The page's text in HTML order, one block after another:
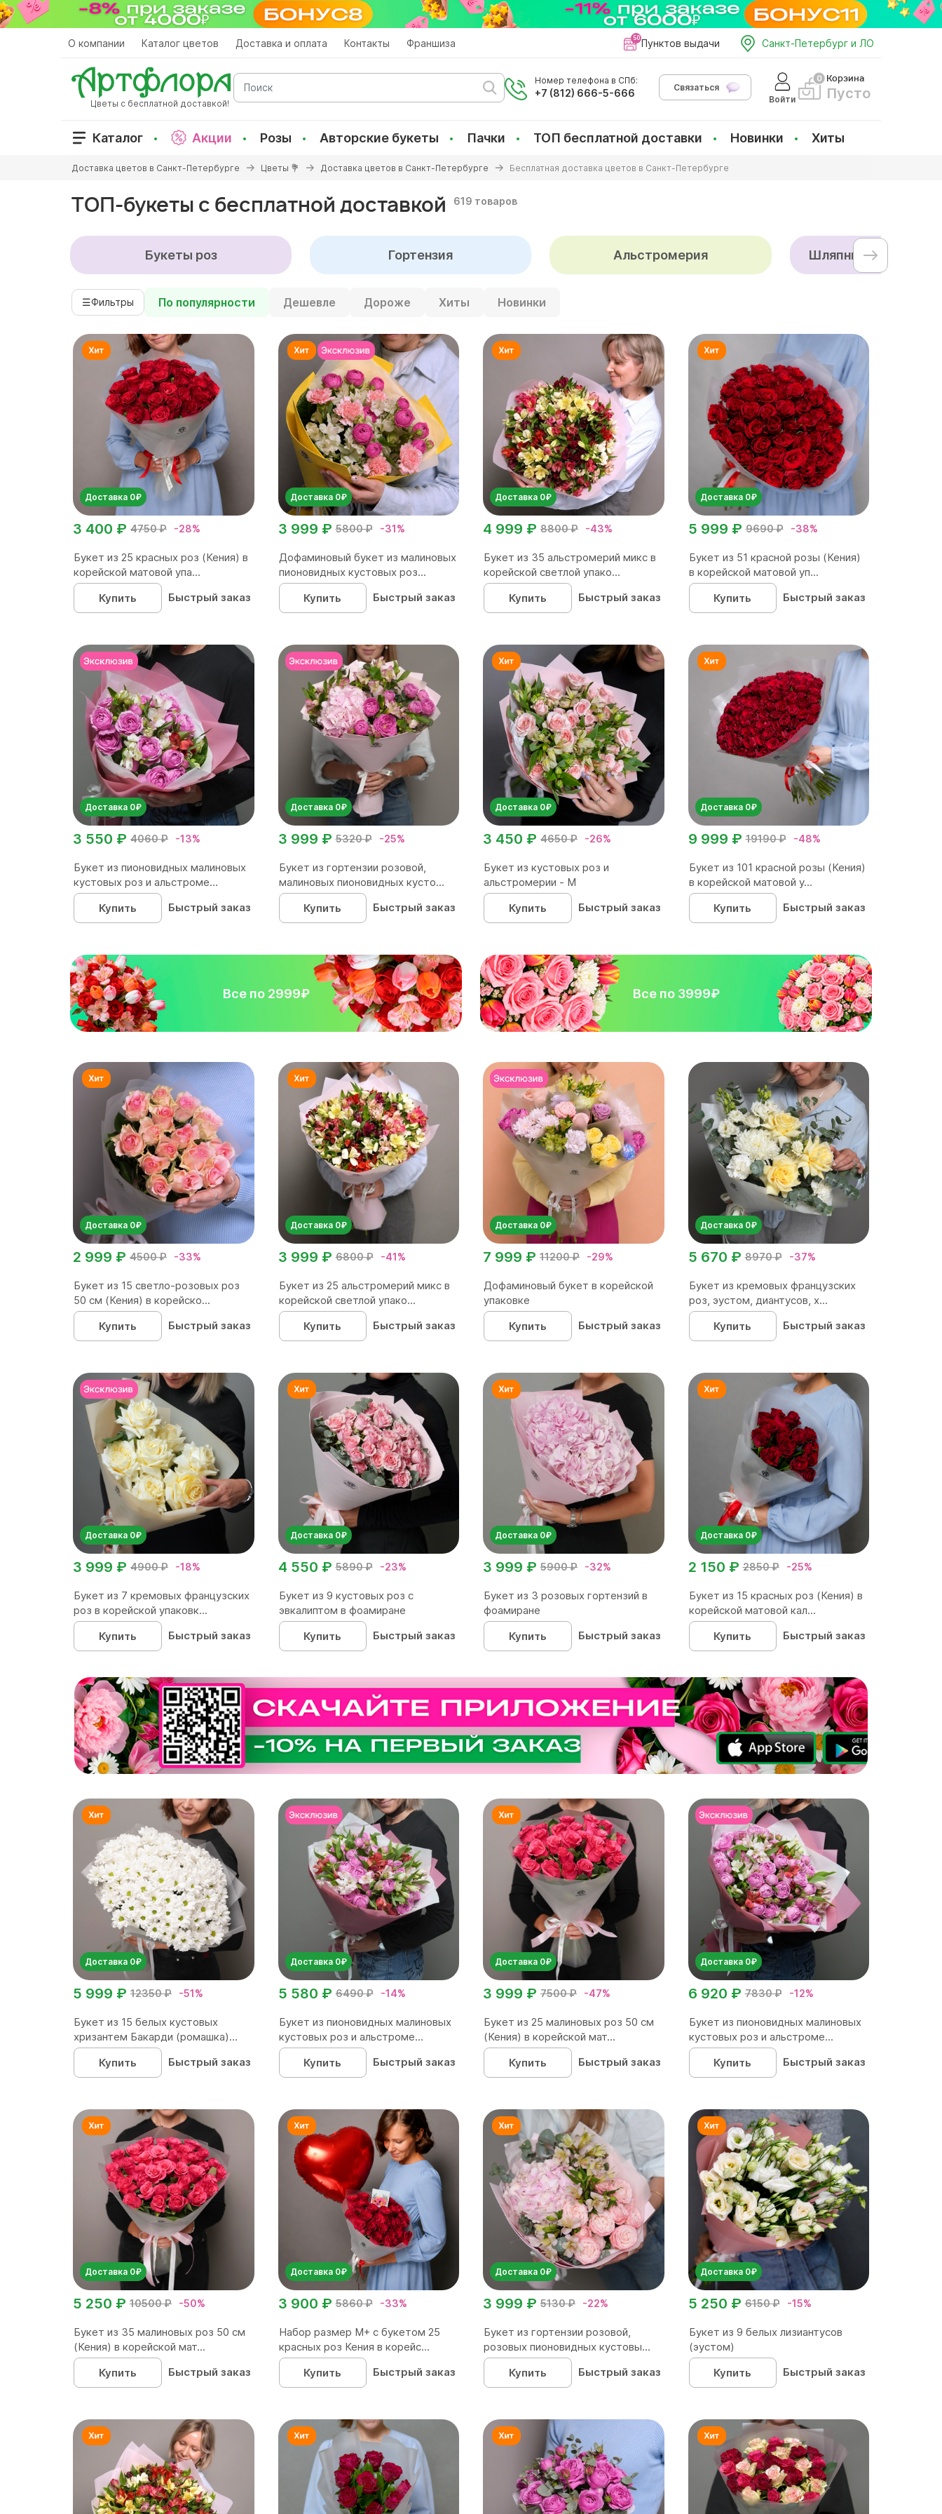
Перейти
к
О компании Каталог цветов Доставка и оплата Контакты Франшиза Пунктов выдачи Санкт-Петербург и ЛО
Цветы с бесплатной доставкой!
Поиск
Номер телефона в СПб:
+7 (812) 666-5-666
Связаться
Войти
Корзина
Пусто
Каталог Акции Розы Авторские букеты Пачки ТОП бесплатной доставки Новинки Хиты
здесь
Доставка цветов в Санкт-Петербурге Цветы 💐 Доставка цветов в Санкт-Петербурге Бесплатная доставка цветов в Санкт-Петербурге
ТОП-букеты с бесплатной доставкой 619 товаров
Букеты роз Гортензия Альстромерия Шляпные коробки с
☰Фильтры По популярности Дешевле Дороже Хиты Новинки
Доставка 0₽
4750 ₽ -28%
3 400 ₽
Букет из 25 красных роз (Кения) в
корейской матовой упа...
Купить
Быстрый заказ
Доставка 0₽
5800 ₽ -31%
3 999 ₽
Дофаминовый букет из малиновых
пионовидных кустовых роз...
Купить
Быстрый заказ
Доставка 0₽
8800 ₽ -43%
4 999 ₽
Букет из 35 альстромерий микс в
корейской светлой упако...
Купить
Быстрый заказ
Доставка 0₽
9690 ₽ -38%
5 999 ₽
Букет из 51 красной розы (Кения)
в корейской матовой уп...
Купить
Быстрый заказ
Доставка 0₽
4060 ₽ -13%
3 550 ₽
Букет из пионовидных малиновых
кустовых роз и альстроме...
Купить
Быстрый заказ
Доставка 0₽
5320 ₽ -25%
3 999 ₽
Букет из гортензии розовой,
малиновых пионовидных кусто...
Купить
Быстрый заказ
Доставка 0₽
4650 ₽ -26%
3 450 ₽
Букет из кустовых роз и
альстромерии - М
Купить
Быстрый заказ
Доставка 0₽
19190 ₽ -48%
9 999 ₽
Букет из 101 красной розы (Кения)
в корейской матовой у...
Купить
Быстрый заказ
Все по 2999₽ Все по 3999₽
Доставка 0₽
4500 ₽ -33%
2 999 ₽
Букет из 15 светло-розовых роз
50 см (Кения) в корейско...
Купить
Быстрый заказ
Доставка 0₽
6800 ₽ -41%
3 999 ₽
Букет из 25 альстромерий микс в
корейской светлой упако...
Купить
Быстрый заказ
Доставка 0₽
11200 ₽ -29%
7 999 ₽
Дофаминовый букет в корейской
упаковке
Купить
Быстрый заказ
Доставка 0₽
8970 ₽ -37%
5 670 ₽
Букет из кремовых французских
роз, эустом, диантусов, х...
Купить
Быстрый заказ
Доставка 0₽
4900 ₽ -18%
3 999 ₽
Букет из 7 кремовых французских
роз в корейской упаковк...
Купить
Быстрый заказ
Доставка 0₽
5890 ₽ -23%
4 550 ₽
Букет из 9 кустовых роз с
эвкалиптом в фоамиране
Купить
Быстрый заказ
Доставка 0₽
5900 ₽ -32%
3 999 ₽
Букет из 3 розовых гортензий в
фоамиране
Купить
Быстрый заказ
Доставка 0₽
2850 ₽ -25%
2 150 ₽
Букет из 15 красных роз (Кения) в
корейской матовой кал...
Купить
Быстрый заказ
Доставка 0₽
12350 ₽ -51%
5 999 ₽
Букет из 15 белых кустовых
хризантем Бакарди (ромашка)...
Купить
Быстрый заказ
Доставка 0₽
6490 ₽ -14%
5 580 ₽
Букет из пионовидных малиновых
кустовых роз и альстроме...
Купить
Быстрый заказ
Доставка 0₽
7500 ₽ -47%
3 999 ₽
Букет из 25 малиновых роз 50 см
(Кения) в корейской мат...
Купить
Быстрый заказ
Доставка 0₽
7830 ₽ -12%
6 920 ₽
Букет из пионовидных малиновых
кустовых роз и альстроме...
Купить
Быстрый заказ
Доставка 0₽
10500 ₽ -50%
5 250 ₽
Букет из 35 малиновых роз 50 см
(Кения) в корейской мат...
Купить
Быстрый заказ
Доставка 0₽
5860 ₽ -33%
3 900 ₽
Набор размер М+ с букетом 25
красных роз Кения в корейс...
Купить
Быстрый заказ
Доставка 0₽
5130 ₽ -22%
3 999 ₽
Букет из гортензии розовой,
розовых пионовидных кустовы...
Купить
Быстрый заказ
Доставка 0₽
6150 ₽ -15%
5 250 ₽
Букет из 9 белых лизиантусов
(эустом)
Купить
Быстрый заказ